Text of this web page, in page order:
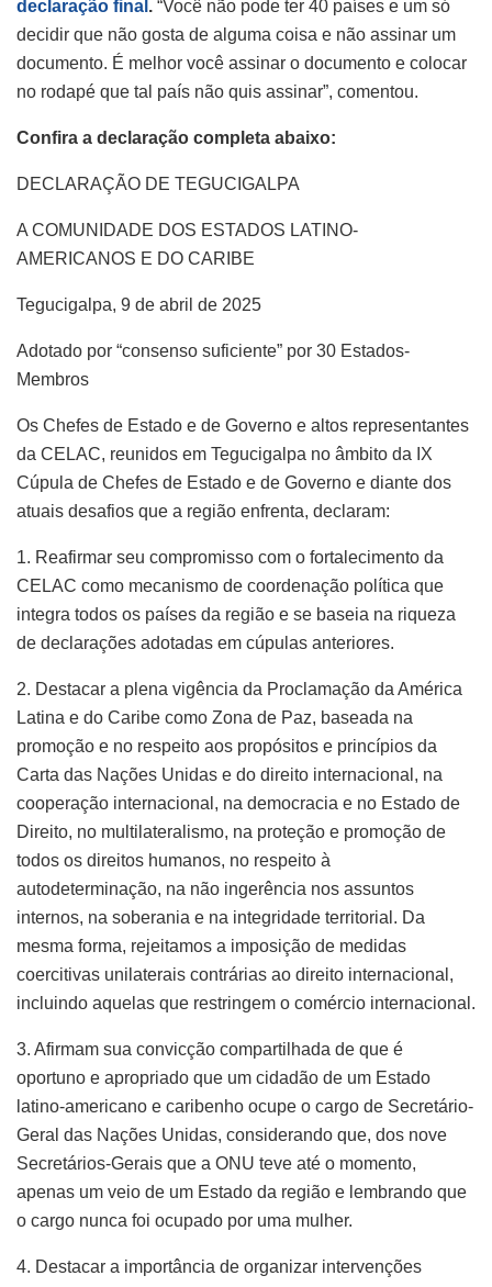
declaração final . “Você não pode ter 40 países e um só
decidir que não gosta de alguma coisa e não assinar um
documento. É melhor você assinar o documento e colocar
no rodapé que tal país não quis assinar”, comentou.
Confira a declaração completa abaixo:
DECLARAÇÃO DE TEGUCIGALPA
A COMUNIDADE DOS ESTADOS LATINO-
AMERICANOS E DO CARIBE
Tegucigalpa, 9 de abril de 2025
Adotado por “consenso suficiente” por 30 Estados-
Membros
Os Chefes de Estado e de Governo e altos representantes
da CELAC, reunidos em Tegucigalpa no âmbito da IX
Cúpula de Chefes de Estado e de Governo e diante dos
atuais desafios que a região enfrenta, declaram:
1. Reafirmar seu compromisso com o fortalecimento da
CELAC como mecanismo de coordenação política que
integra todos os países da região e se baseia na riqueza
de declarações adotadas em cúpulas anteriores.
2. Destacar a plena vigência da Proclamação da América
Latina e do Caribe como Zona de Paz, baseada na
promoção e no respeito aos propósitos e princípios da
Carta das Nações Unidas e do direito internacional, na
cooperação internacional, na democracia e no Estado de
Direito, no multilateralismo, na proteção e promoção de
todos os direitos humanos, no respeito à
autodeterminação, na não ingerência nos assuntos
internos, na soberania e na integridade territorial. Da
mesma forma, rejeitamos a imposição de medidas
coercitivas unilaterais contrárias ao direito internacional,
incluindo aquelas que restringem o comércio internacional.
3. Afirmam sua convicção compartilhada de que é
oportuno e apropriado que um cidadão de um Estado
latino-americano e caribenho ocupe o cargo de Secretário-
Geral das Nações Unidas, considerando que, dos nove
Secretários-Gerais que a ONU teve até o momento,
apenas um veio de um Estado da região e lembrando que
o cargo nunca foi ocupado por uma mulher.
4. Destacar a importância de organizar intervenções